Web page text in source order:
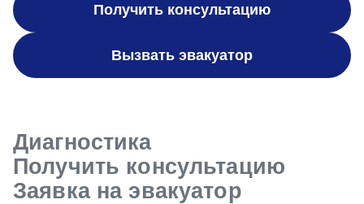
Получить консультацию
Вызвать эвакуатор
Диагностика
Получить консультацию
Заявка на эвакуатор